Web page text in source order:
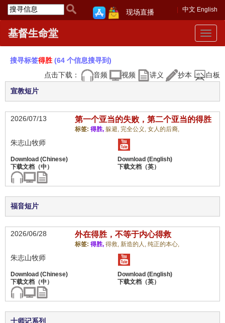
中文 English
现场直播
Toggle
基督生命堂
搜寻标签得胜 (64 个信息搜寻到)
点击下载：
音频 视频 讲义 抄本 白板
宣教短片
2026/07/13 第一个亚当的失败，第二个亚当的得胜
标签: 得胜, 躲避, 完全公义, 女人的后裔,
朱志山牧师
福音短片
2026/06/28 外在得胜，不等于内心得救
标签: 得胜, 得救, 新造的人, 纯正的本心,
朱志山牧师
士师记系列